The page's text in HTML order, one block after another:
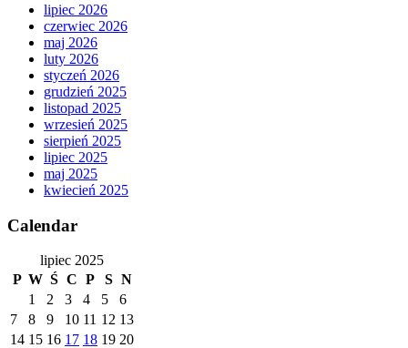
lipiec 2026
czerwiec 2026
maj 2026
luty 2026
styczeń 2026
grudzień 2025
listopad 2025
wrzesień 2025
sierpień 2025
lipiec 2025
maj 2025
kwiecień 2025
Calendar
lipiec 2025
P W Ś C P S N
1
2 3 4 5
6
7
8 9 10 11 12 13
14 15 16 17 18 19 20